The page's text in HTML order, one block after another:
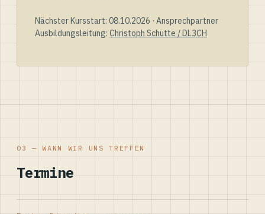
Nächster Kursstart: 08.10.2026 · Ansprechpartner
Ausbildungsleitung: Christoph Schütte / DL3CH
03 — WANN WIR UNS TREFFEN
Termine